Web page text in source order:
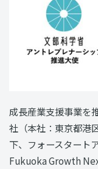
成長産業支援事業を
社（本社：東京都港
下、フォースタート
Fukuoka Growth